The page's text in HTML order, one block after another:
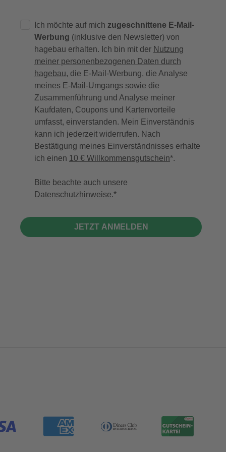
Ich möchte auf mich zugeschnittene E-Mail-
Werbung (inklusive den Newsletter) von
hagebau erhalten. Ich bin mit der Nutzung
meiner personenbezogenen Daten durch
hagebau, die E-Mail-Werbung, die Analyse
meines E-Mail-Umgangs sowie die
Zusammenführung und Analyse meiner
Kaufdaten, Coupons und Kartenvorteile
umfasst, einverstanden. Mein Einverständnis
kann ich jederzeit widerrufen. Nach
Bestätigung meines Einverständnisses erhalte
ich einen 10 € Willkommensgutschein*.
Bitte beachte auch unsere
Datenschutzhinweise.
JETZT ANMELDEN